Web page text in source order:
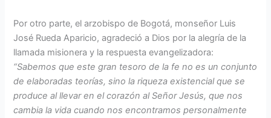
Por otro parte, el arzobispo de Bogotá, monseñor Luis
José Rueda Aparicio, agradeció a Dios por la alegría de la
llamada misionera y la respuesta evangelizadora:
“Sabemos que este gran tesoro de la fe no es un conjunto
de elaboradas teorías, sino la riqueza existencial que se
produce al llevar en el corazón al Señor Jesús, que nos
cambia la vida cuando nos encontramos personalmente